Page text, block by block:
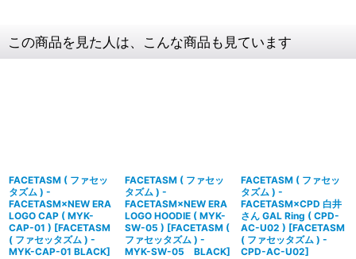
この商品を見た人は、こんな商品も見ています
FACETASM ( ファセッ
タズム ) -
FACETASM×NEW ERA
LOGO CAP ( MYK-
CAP-01 ) [FACETASM
( ファセッタズム ) -
MYK-CAP-01 BLACK]
FACETASM ( ファセッ
タズム ) -
FACETASM×NEW ERA
LOGO HOODIE ( MYK-
SW-05 ) [FACETASM (
ファセッタズム ) -
MYK-SW-05 BLACK]
FACETASM ( ファセッ
タズム ) -
FACETASM×CPD 白井
さん GAL Ring ( CPD-
AC-U02 ) [FACETASM
( ファセッタズム ) -
CPD-AC-U02]